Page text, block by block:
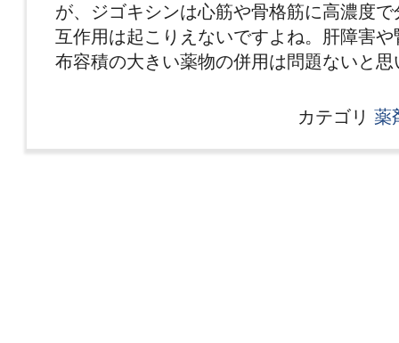
が、ジゴキシンは心筋や骨格筋に高濃度
互作用は起こりえないですよね。肝障害
布容積の大きい薬物の併用は問題ないと思
カテゴリ 薬